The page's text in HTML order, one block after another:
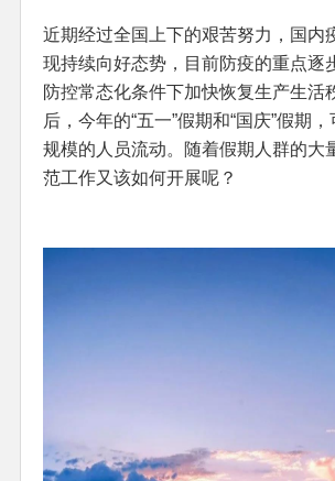
近期经过全国上下的艰苦努力，国内
现持续向好态势，目前防疫的重点逐
防控常态化条件下加快恢复生产生活
后，今年的“五一”假期和“国庆”假期
规模的人员流动。随着假期人群的大
范工作又该如何开展呢？